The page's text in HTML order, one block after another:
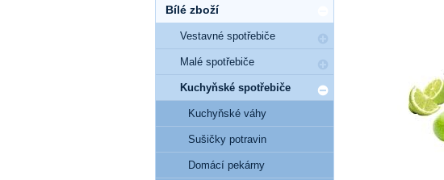
Bílé zboží
Vestavné spotřebiče
Malé spotřebiče
Kuchyňské spotřebiče
Kuchyňské váhy
Sušičky potravin
Domácí pekárny